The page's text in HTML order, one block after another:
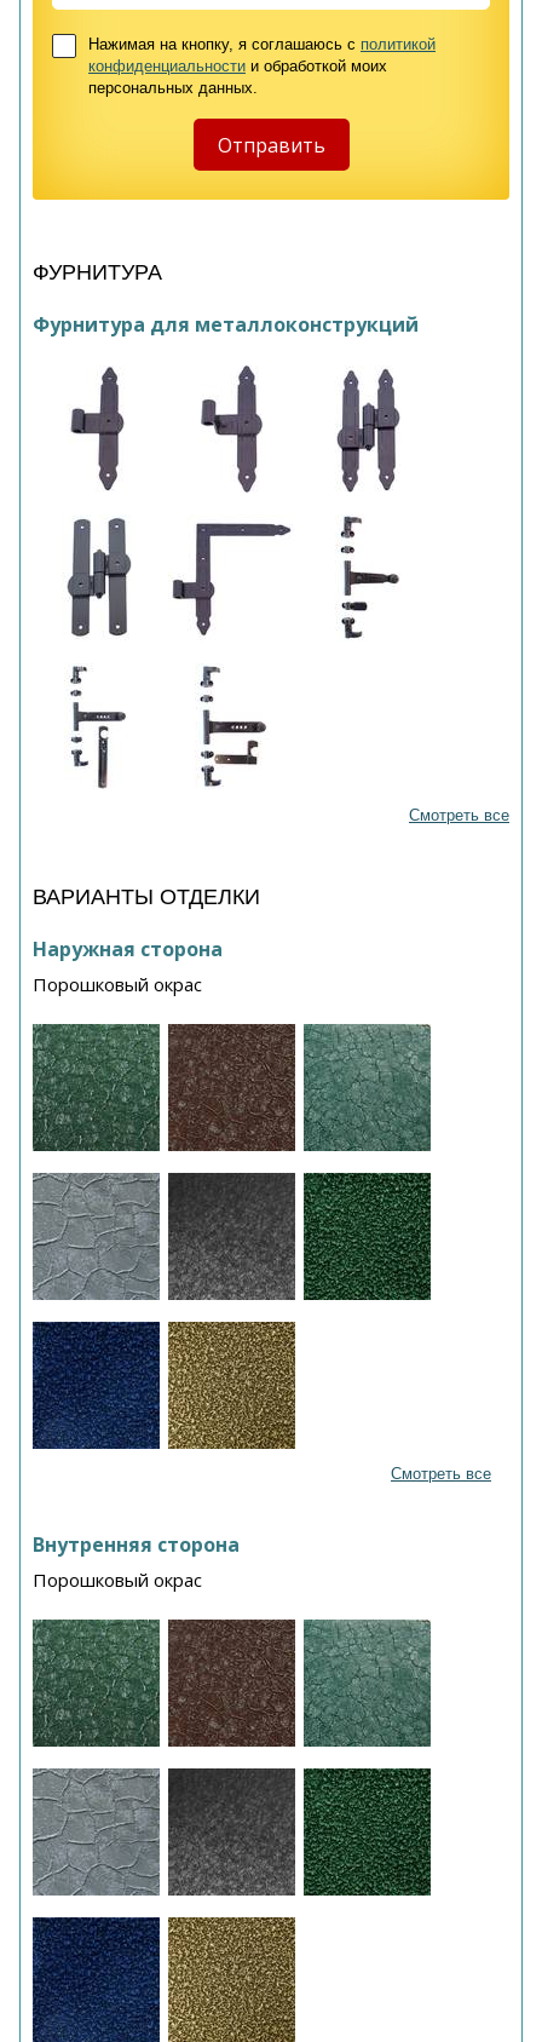
Нажимая на кнопку, я соглашаюсь с политикой
конфиденциальности и обработкой моих
персональных данных.
ФУРНИТУРА
Фурнитура для металлоконструкций
Смотреть все
ВАРИАНТЫ ОТДЕЛКИ
Наружная сторона
Порошковый окрас
Смотреть все
Внутренняя сторона
Порошковый окрас